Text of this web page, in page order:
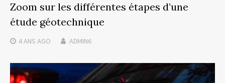
Zoom sur les différentes étapes d’une
étude géotechnique
4 ANS AGO ADMIN6